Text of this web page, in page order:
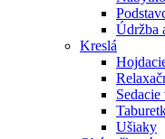
Údržba
Kreslá
Ušiaky